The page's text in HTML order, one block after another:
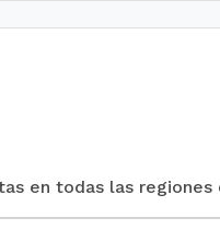
en todas las regiones